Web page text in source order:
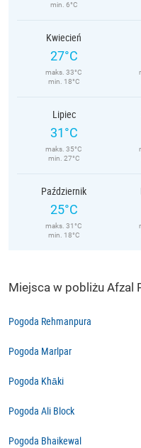
min. 6°C
Kwiecień
27°C
maks. 33°C
min. 18°C
Lipiec
31°C
maks. 35°C
min. 27°C
Październik
25°C
maks. 31°C
min. 18°C
Miejsca w pobliżu Afzal
Pogoda Rehmanpura
Pogoda Marlpar
Pogoda Khāki
Pogoda Ali Block
Pogoda Bhaikewal